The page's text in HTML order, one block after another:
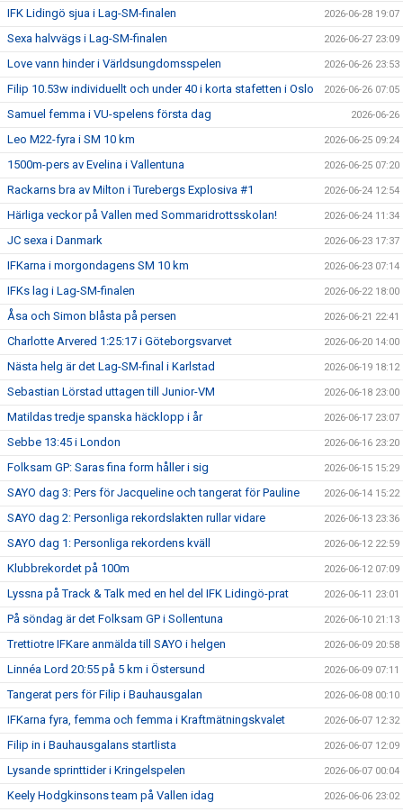
IFK Lidingö sjua i Lag-SM-finalen 2026-06-28 19:07
Sexa halvvägs i Lag-SM-finalen 2026-06-27 23:09
Love vann hinder i Världsungdomsspelen 2026-06-26 23:53
Filip 10.53w individuellt och under 40 i korta stafetten i Oslo 2026-06-26 07:05
Samuel femma i VU-spelens första dag 2026-06-26
Leo M22-fyra i SM 10 km 2026-06-25 09:24
1500m-pers av Evelina i Vallentuna 2026-06-25 07:20
Rackarns bra av Milton i Turebergs Explosiva #1 2026-06-24 12:54
Härliga veckor på Vallen med Sommaridrottsskolan! 2026-06-24 11:34
JC sexa i Danmark 2026-06-23 17:37
IFKarna i morgondagens SM 10 km 2026-06-23 07:14
IFKs lag i Lag-SM-finalen 2026-06-22 18:00
Åsa och Simon blåsta på persen 2026-06-21 22:41
Charlotte Arvered 1:25:17 i Göteborgsvarvet 2026-06-20 14:00
Nästa helg är det Lag-SM-final i Karlstad 2026-06-19 18:12
Sebastian Lörstad uttagen till Junior-VM 2026-06-18 23:00
Matildas tredje spanska häcklopp i år 2026-06-17 23:07
Sebbe 13:45 i London 2026-06-16 23:20
Folksam GP: Saras fina form håller i sig 2026-06-15 15:29
SAYO dag 3: Pers för Jacqueline och tangerat för Pauline 2026-06-14 15:22
SAYO dag 2: Personliga rekordslakten rullar vidare 2026-06-13 23:36
SAYO dag 1: Personliga rekordens kväll 2026-06-12 22:59
Klubbrekordet på 100m 2026-06-12 07:09
Lyssna på Track & Talk med en hel del IFK Lidingö-prat 2026-06-11 23:01
På söndag är det Folksam GP i Sollentuna 2026-06-10 21:13
Trettiotre IFKare anmälda till SAYO i helgen 2026-06-09 20:58
Linnéa Lord 20:55 på 5 km i Östersund 2026-06-09 07:11
Tangerat pers för Filip i Bauhausgalan 2026-06-08 00:10
IFKarna fyra, femma och femma i Kraftmätningskvalet 2026-06-07 12:32
Filip in i Bauhausgalans startlista 2026-06-07 12:09
Lysande sprinttider i Kringelspelen 2026-06-07 00:04
Keely Hodgkinsons team på Vallen idag 2026-06-06 23:02